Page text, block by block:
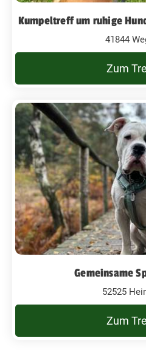
Kumpeltreff um ruhige
41844
Zum
Gemeinsame
52525
Zum